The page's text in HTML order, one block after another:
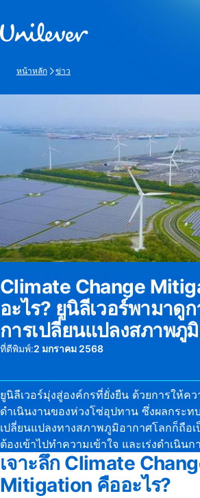
หน้าหลัก ข่าว
Climate Change
อะไร? ยูนิลีเวอร์พามาดู
การเปลี่ยนแปลงสภาพภู
ที่ตีพิมพ์:2 มกราคม 2568
ยูนิลีเวอร์มุ่งสู่องค์กรที่ยั่งยืน ด้วยการให้ค
ดำเนินงานของห่วงโซ่อุปทาน ซึ่งผลกระท
เปลี่ยนแปลงทางสภาพภูมิอากาศโลกก็ถือ
ต้องเข้าไปทำความเข้าใจ และเร่งดำเนินก
เจาะลึก Climate
Mitigation คืออะไร?